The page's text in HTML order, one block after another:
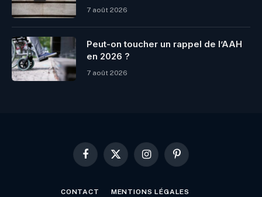
7 août 2026
Peut-on toucher un rappel de l’AAH
en 2026 ?
7 août 2026
Facebook
X
InstagramPinterest
CONTACT MENTIONS LÉGALES